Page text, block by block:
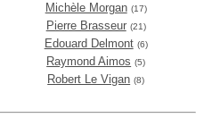
Michèle Morgan (17)
Pierre Brasseur (21)
Edouard Delmont (6)
Raymond Aimos (5)
Robert Le Vigan (8)